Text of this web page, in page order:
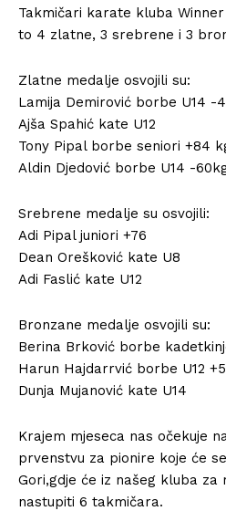
Takmičari karate kluba
to 4 zlatne, 3 srebrene i 3
Zlatne medalje osvojili su:
Lamija Demirović borbe U14 -
Ajša Spahić kate U12
Tony Pipal borbe seniori +84
Aldin Djedović borbe U14 -
Srebrene medalje su osvojili:
Adi Pipal juniori +76
Dean Orešković kate U8
Adi Faslić kate U12
Bronzane medalje osvojili su:
Berina Brković borbe
Harun Hajdarrvić borbe U12
Dunja Mujanović kate U14
Krajem mjeseca nas očekuje
prvenstvu za pionire koje će
Gori,gdje će iz našeg kluba za
nastupiti 6 takmičara.